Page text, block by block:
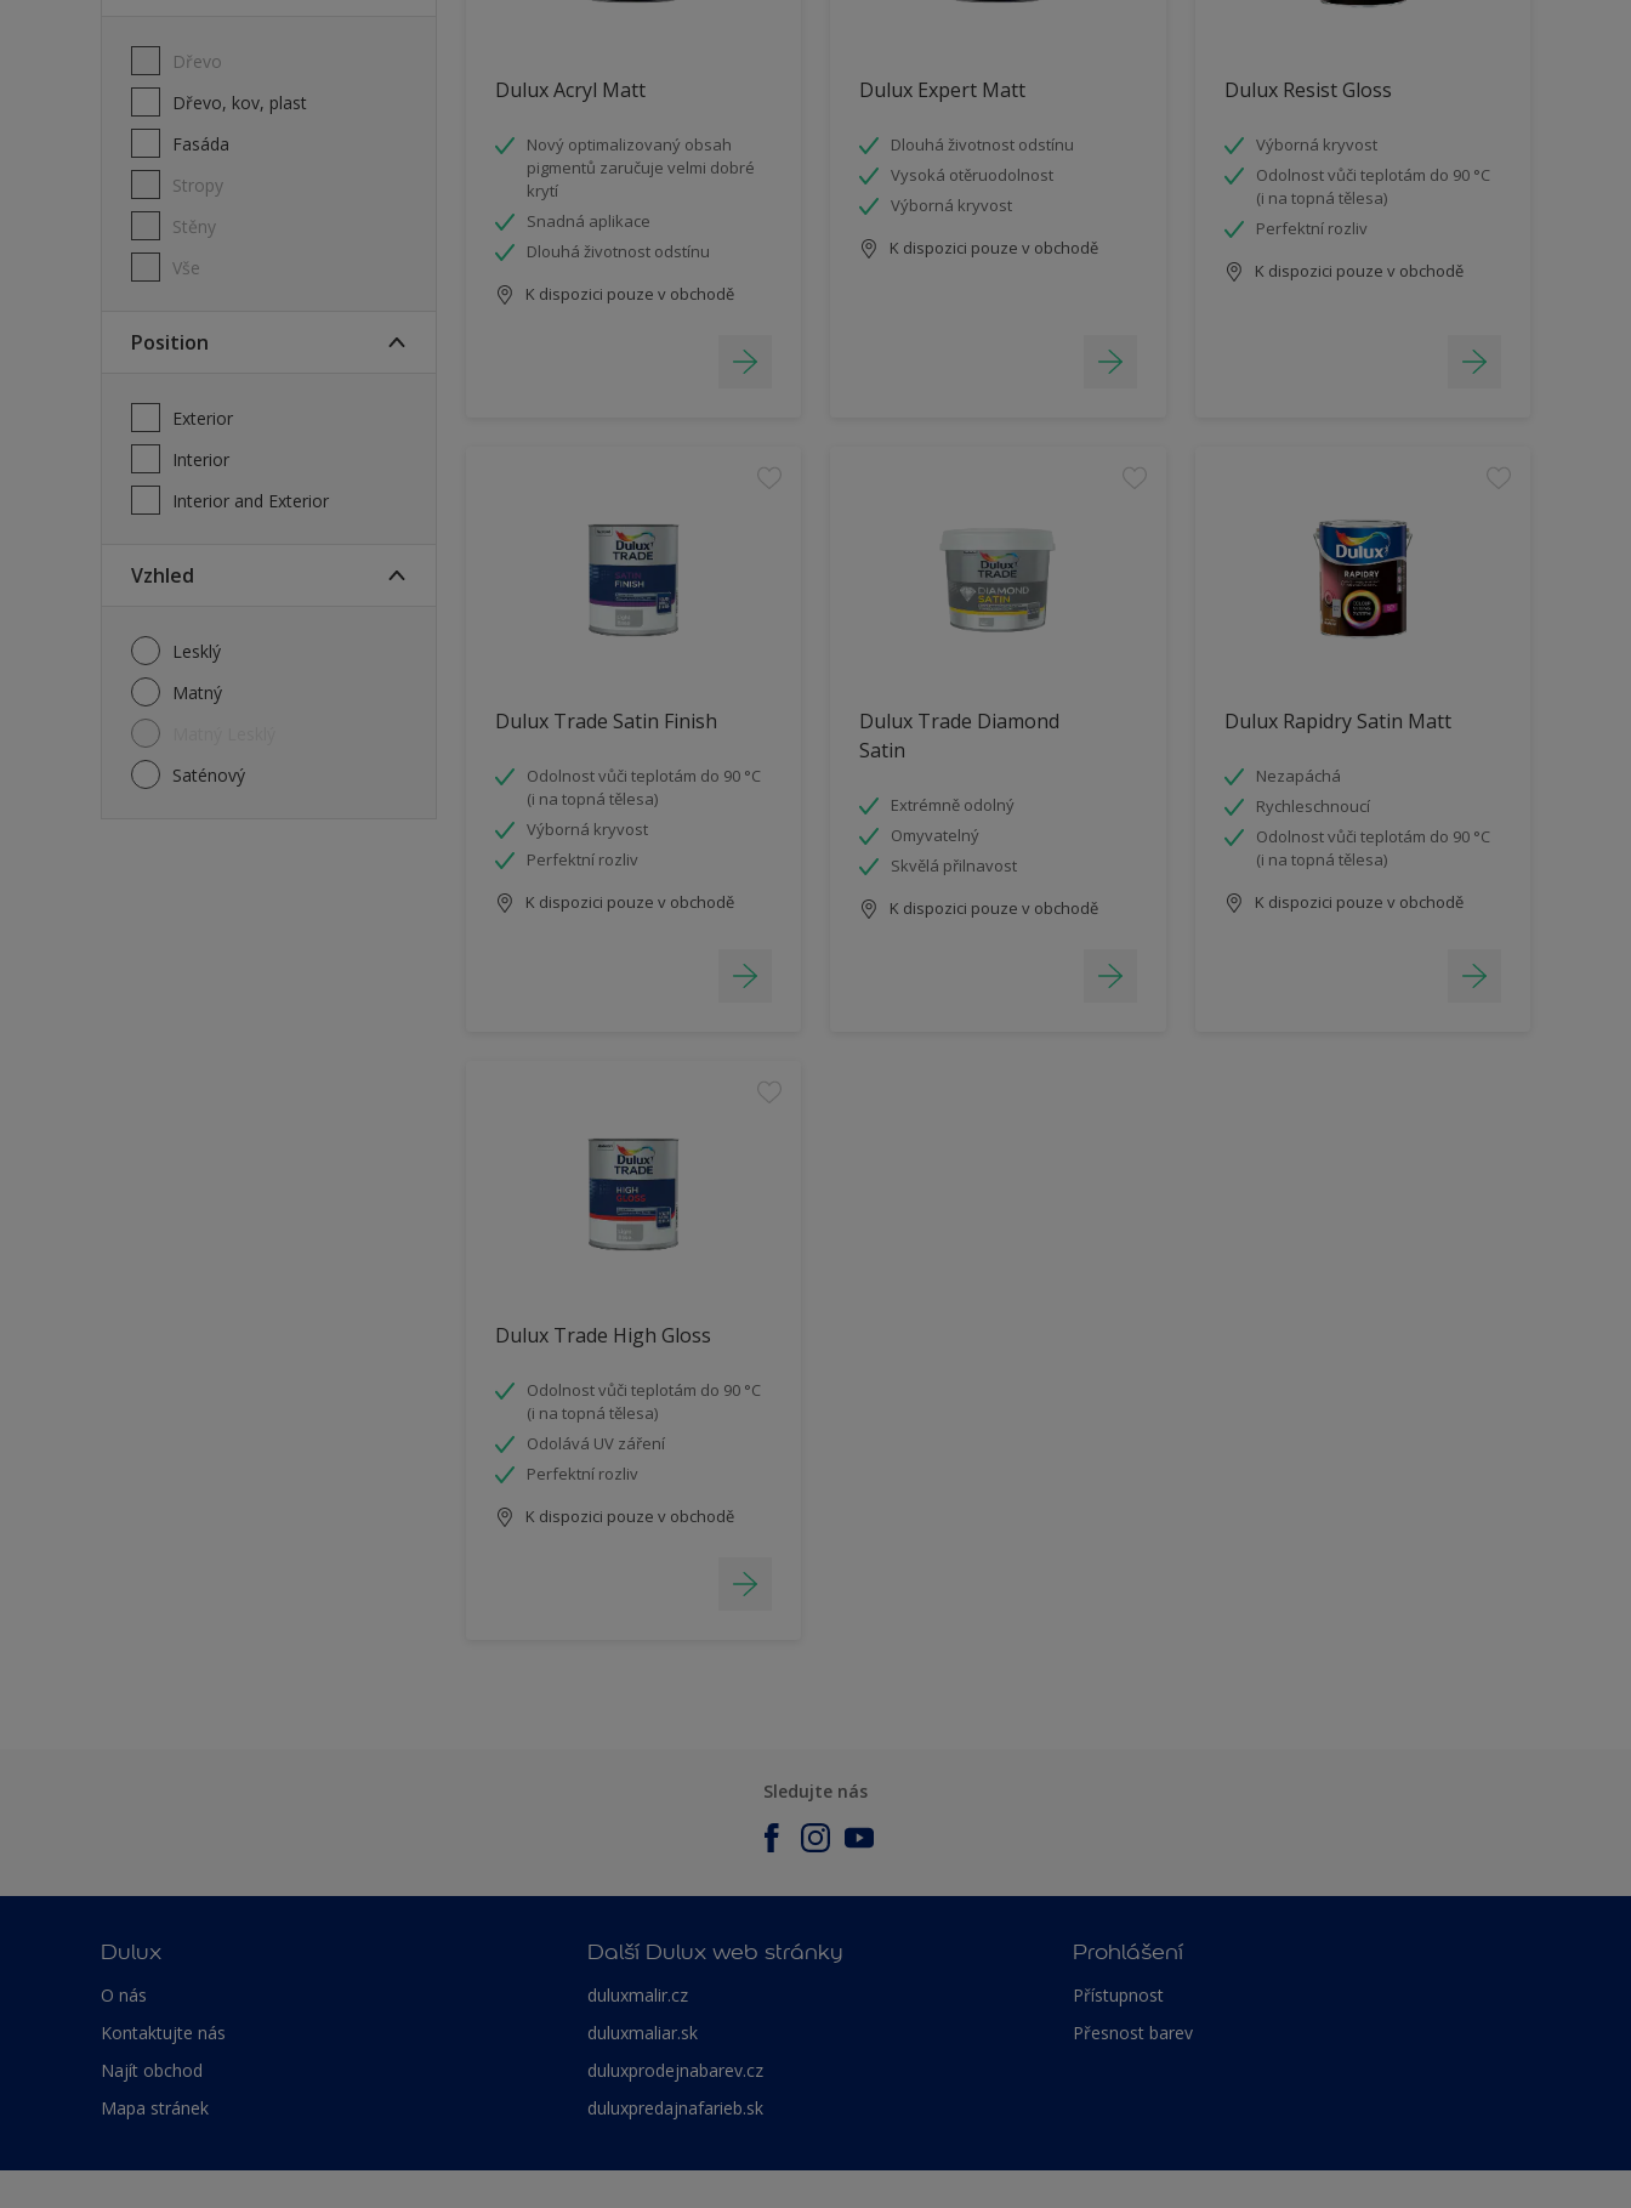
Dřevo
Dřevo, kov, plast
Fasáda
Stropy
Stěny
Vše
Position
Exterior
Interior
Interior and Exterior
Vzhled
Lesklý
Matný
Saténový
Dulux Acryl Matt
Nový optimalizovaný obsah
pigmentů zaručuje velmi dobré
krytí
Snadná aplikace
Dlouhá životnost odstínu
K dispozici pouze v obchodě
Dulux Expert Matt
Dlouhá životnost odstínu
Vysoká otěruodolnost
Výborná kryvost
K dispozici pouze v obchodě
Dulux Resist Gloss
Výborná kryvost
Odolnost vůči teplotám do 90 °C
(i na topná tělesa)
Perfektní rozliv
K dispozici pouze v obchodě
Dulux Trade Satin Finish
Odolnost vůči teplotám do 90 °C
(i na topná tělesa)
Výborná kryvost
Perfektní rozliv
K dispozici pouze v obchodě
Dulux Trade Diamond
Satin
Extrémně odolný
Omyvatelný
Skvělá přilnavost
K dispozici pouze v obchodě
Dulux Rapidry Satin Matt
Nezapáchá
Rychleschnoucí
Odolnost vůči teplotám do 90 °C
(i na topná tělesa)
K dispozici pouze v obchodě
Dulux Trade High Gloss
Odolnost vůči teplotám do 90 °C
(i na topná tělesa)
Odolává UV záření
Perfektní rozliv
K dispozici pouze v obchodě
Sledujte nás
Dulux
O nás
Kontaktujte nás
Najít obchod
Mapa stránek
Další Dulux web stránky
duluxmalir.cz
duluxmaliar.sk
duluxprodejnabarev.cz
duluxpredajnafarieb.sk
Prohlášení
Přístupnost
Přesnost barev